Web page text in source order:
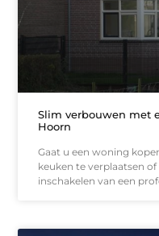
Slim verbouwen met
Hoorn
Gaat u een woning
keuken te verplaatsen
inschakelen van een